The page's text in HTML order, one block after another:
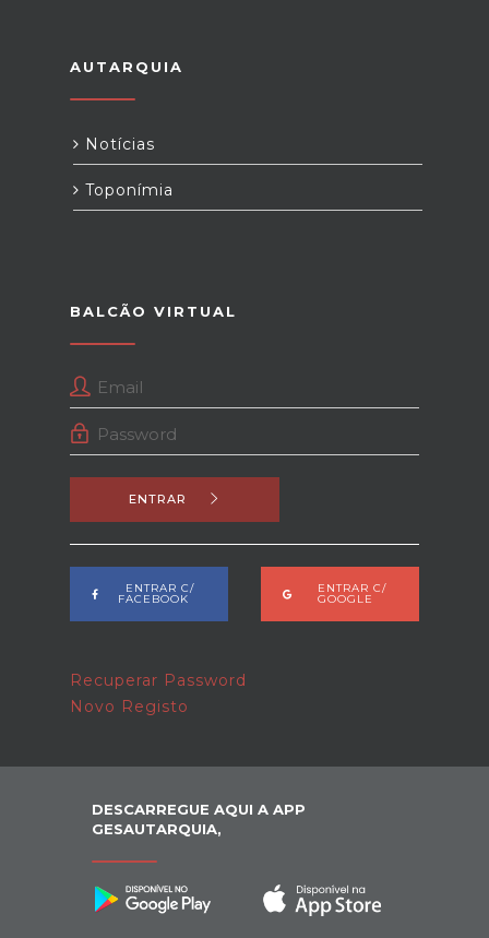
AUTARQUIA
Notícias
Toponímia
BALCÃO VIRTUAL
ENTRAR
ENTRAR C/
FACEBOOK
ENTRAR C/
GOOGLE
Recuperar Password
Novo Registo
DESCARREGUE AQUI A APP
GESAUTARQUIA,